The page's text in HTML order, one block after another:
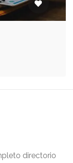
directorio